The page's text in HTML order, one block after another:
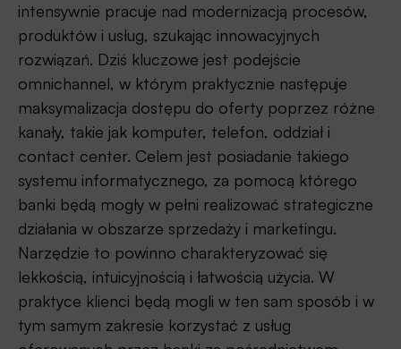
intensywnie pracuje nad modernizacją procesów,
produktów i usług, szukając innowacyjnych
rozwiązań. Dziś kluczowe jest podejście
omnichannel, w którym praktycznie następuje
maksymalizacja dostępu do oferty poprzez różne
kanały, takie jak komputer, telefon, oddział i
contact center. Celem jest posiadanie takiego
systemu informatycznego, za pomocą którego
banki będą mogły w pełni realizować strategiczne
działania w obszarze sprzedaży i marketingu.
Narzędzie to powinno charakteryzować się
lekkością, intuicyjnością i łatwością użycia. W
praktyce klienci będą mogli w ten sam sposób i w
tym samym zakresie korzystać z usług